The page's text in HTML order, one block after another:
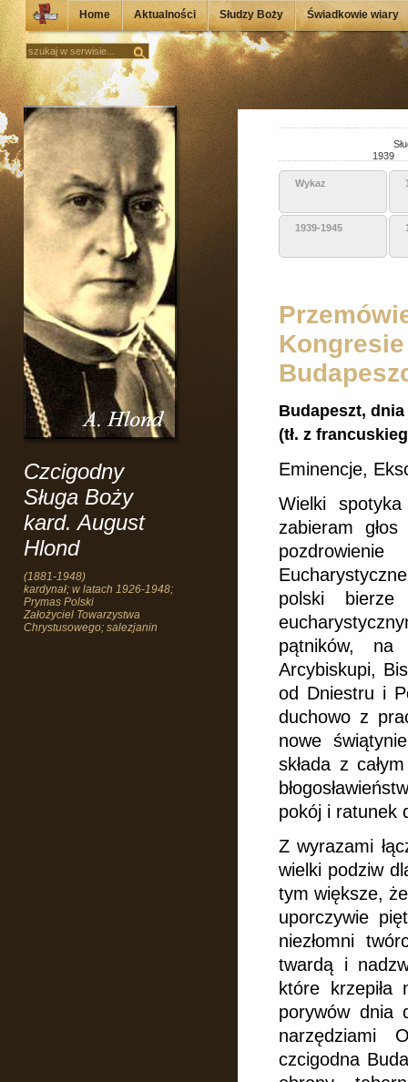
Home Aktualności Słudzy Boży Świadkowie wiary
Czcigodny
Sługa Boży
kard. August
Hlond
(1881-1948)
kardynał; w latach 1926-1948;
Prymas Polski
Założyciel Towarzystwa
Chrystusowego; salezjanin
1939
Wykaz
1939-1945
Budapeszt, dnia
(tł. z
Eminencje,
Wielki
zabieram
polski
pątników, na
Arcybiskupi,
od Dniestru i
duchowo z
nowe
składa z
pokój i ratunek
Z wyrazami
wielki podziw
tym większe,
uporczywie
niezłomni
twardą i
które
porywów dnia
narzędziami
czcigodna